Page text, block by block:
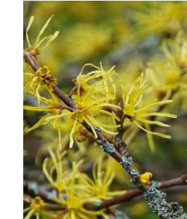
varianti.
Le
opzioni
possono
essere
scelte
nella
pagina
del
prodotto